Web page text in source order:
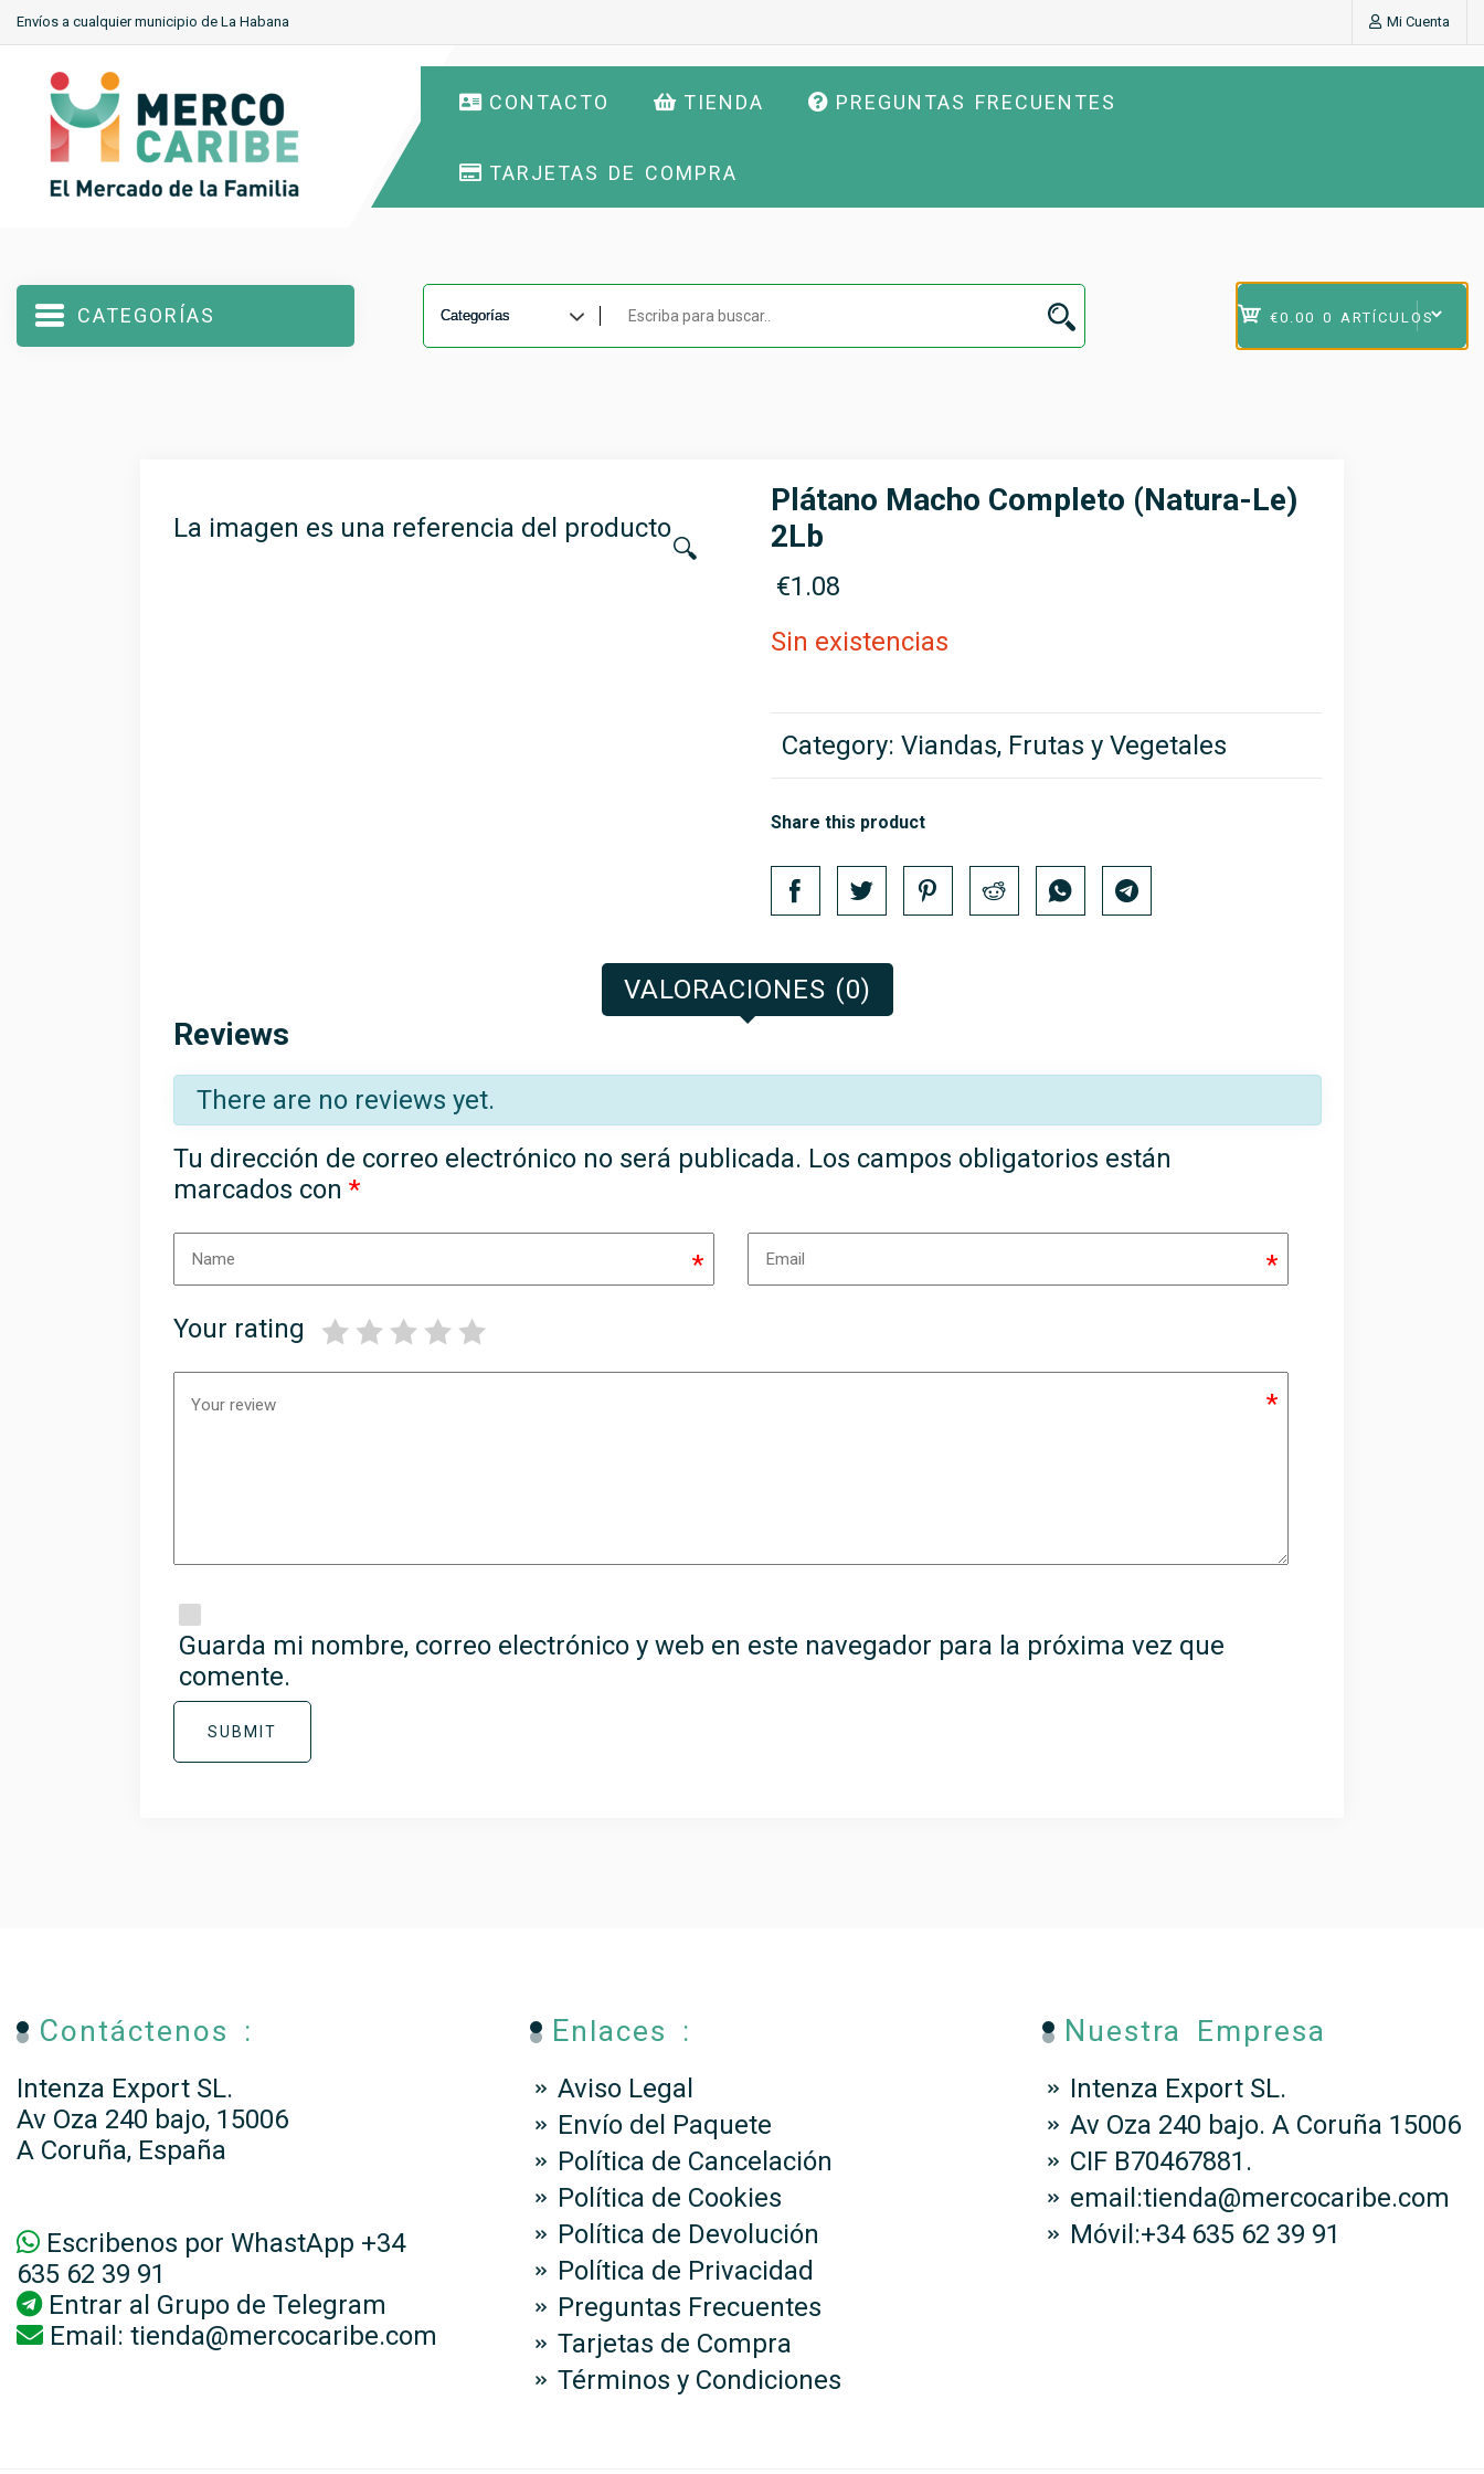
Envíos a cualquier municipio de La Habana Mi Cuenta
CONTACTO TIENDA PREGUNTAS FRECUENTES
TARJETAS DE COMPRA
CATEGORÍAS €0.00 0 ARTÍCULOS
🔍
La imagen es una referencia del producto
Plátano Macho Completo (Natura-Le)
2Lb
€1.08
Sin existencias
Category: Viandas, Frutas y Vegetales
Share this product
VALORACIONES (0)
Reviews
There are no reviews yet.
Tu dirección de correo electrónico no será publicada. Los campos obligatorios están
marcados con *
* *
Your rating
*
Guarda mi nombre, correo electrónico y web en este navegador para la próxima vez que
comente.
SUBMIT
Contáctenos :
Intenza Export SL.
Av Oza 240 bajo, 15006
A Coruña, España
Escribenos por WhastApp +34
635 62 39 91
Entrar al Grupo de Telegram
Email: tienda@mercocaribe.com
Enlaces :
Aviso Legal
Envío del Paquete
Política de Cancelación
Política de Cookies
Política de Devolución
Política de Privacidad
Preguntas Frecuentes
Tarjetas de Compra
Términos y Condiciones
Nuestra Empresa
Intenza Export SL.
Av Oza 240 bajo. A Coruña 15006
CIF B70467881.
email:tienda@mercocaribe.com
Móvil:+34 635 62 39 91